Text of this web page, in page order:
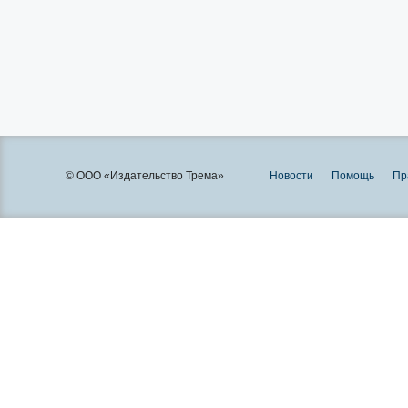
© ООО «Издательство Трема» Новости Помощь